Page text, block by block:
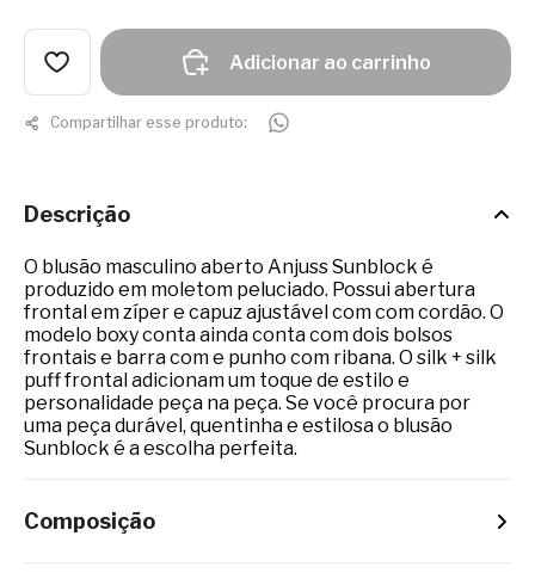
Adicionar ao carrinho
Compartilhar esse produto:
Descrição
O blusão masculino aberto Anjuss Sunblock é
produzido em moletom peluciado. Possui abertura
frontal em zíper e capuz ajustável com com cordão. O
modelo boxy conta ainda conta com dois bolsos
frontais e barra com e punho com ribana. O silk + silk
puff frontal adicionam um toque de estilo e
personalidade peça na peça. Se você procura por
uma peça durável, quentinha e estilosa o blusão
Sunblock é a escolha perfeita.
Composição